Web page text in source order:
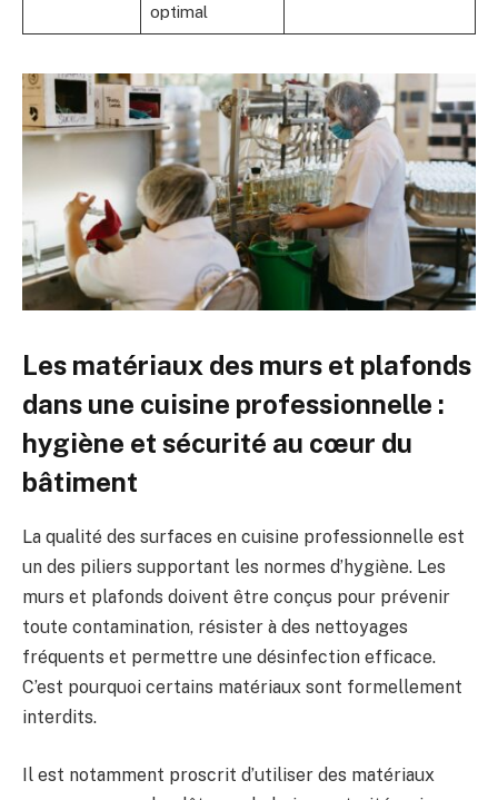
optimal
Les matériaux des murs et plafonds
dans une cuisine professionnelle :
hygiène et sécurité au cœur du
bâtiment
La qualité des surfaces en cuisine professionnelle est
un des piliers supportant les normes d’hygiène. Les
murs et plafonds doivent être conçus pour prévenir
toute contamination, résister à des nettoyages
fréquents et permettre une désinfection efficace.
C’est pourquoi certains matériaux sont formellement
interdits.
Il est notamment proscrit d’utiliser des matériaux